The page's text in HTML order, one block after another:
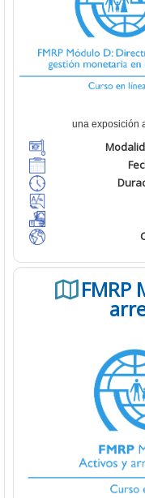
una exposición
FMRP